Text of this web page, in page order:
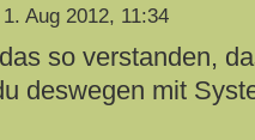
Aug 2012, 11:34
so verstanden,
deswegen mit